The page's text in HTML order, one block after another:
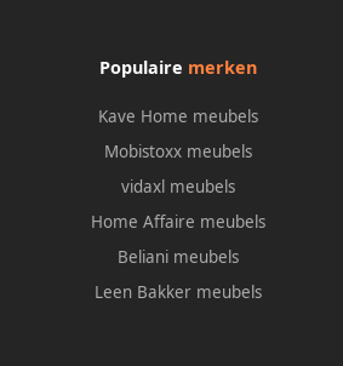
Populaire merken
Kave Home meubels
Mobistoxx meubels
vidaxl meubels
Home Affaire meubels
Beliani meubels
Leen Bakker meubels